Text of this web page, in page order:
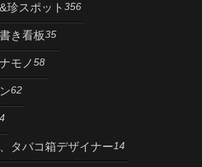
珍スポット 356
き看板35
モノ58
62
タバコ箱デザイナー14